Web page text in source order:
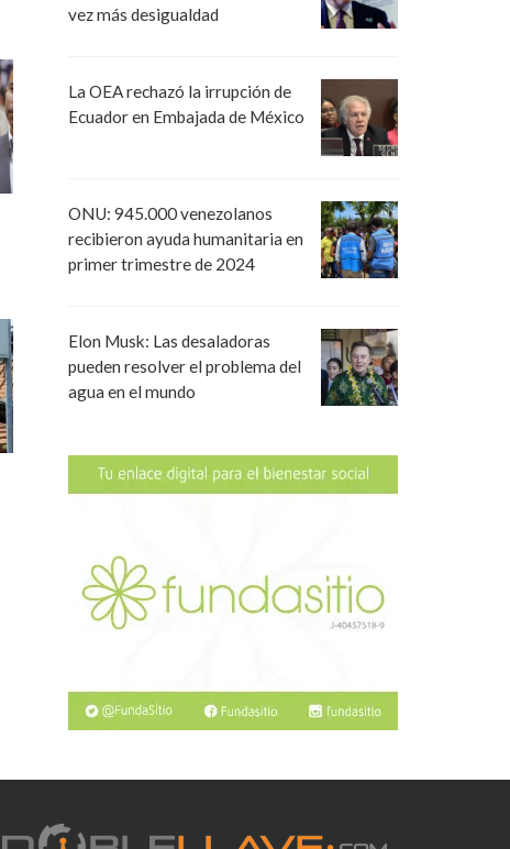
vez más desigualdad
La OEA rechazó la irrupción de
Ecuador en Embajada de México
ONU: 945.000 venezolanos
recibieron ayuda humanitaria en
primer trimestre de 2024
Elon Musk: Las desaladoras
pueden resolver el problema del
agua en el mundo